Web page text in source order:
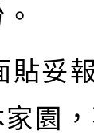
貼妥
園